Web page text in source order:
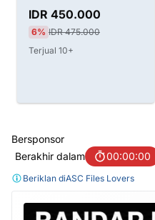
Dongle
IDR 450.000
6% IDR 475.000
Terjual 10+
Bersponsor
Berakhir dalam
00:00:00
Beriklan diASC Files Lovers